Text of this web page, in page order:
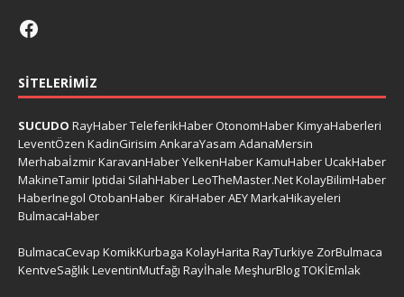
SITELERIMIZ
SUCUDO RayHaberTeleferikHaber OtonomHaberKimyaHaberleri
LeventÖzen KadinGirisim AnkaraYasam AdanaMersin
MerhabaİzmirKaravanHaberYelkenHaberKamuHaberUcakHaber
MakineTamirIptidai SilahHaberLeoTheMaster.NetKolayBilimHaber
HaberInegol OtobanHaber KiraHaberAEYMarkaHikayeleri
BulmacaHaber
BulmacaCevap KomikKurbaga KolayHarita RayTurkiye ZorBulmaca
KentveSağlıkLeventinMutfağı Rayİhale MeşhurBlogTOKİEmlak